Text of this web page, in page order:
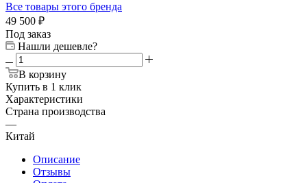
Все товары этого бренда
49 500 ₽
Под заказ
Нашли дешевле?
В корзину
Купить в 1 клик
Характеристики
Страна производства
—
Китай
Описание
Отзывы